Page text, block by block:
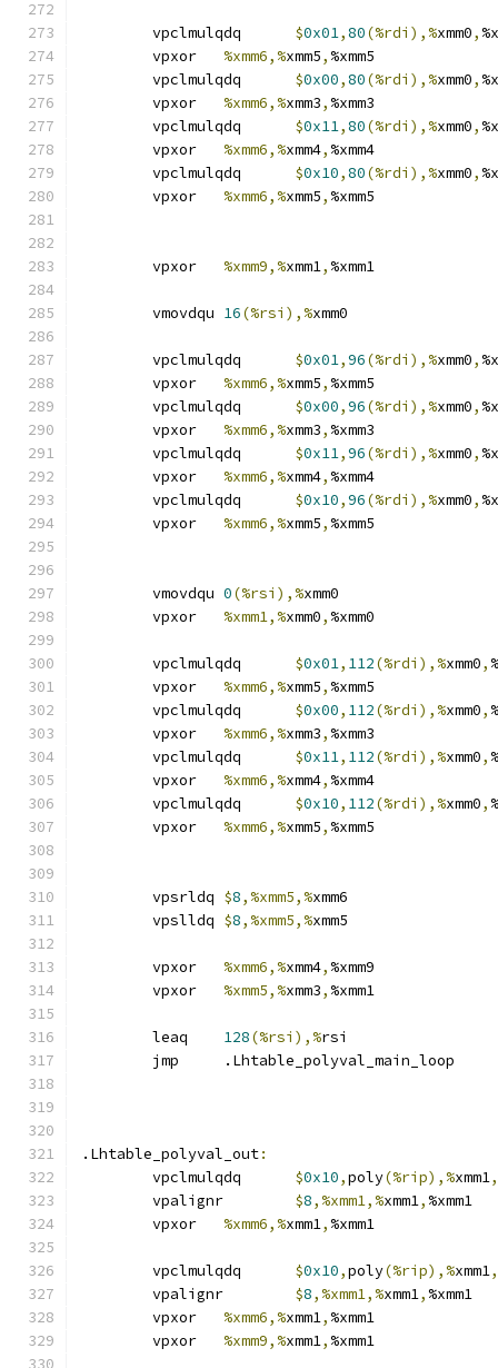
$0x01,80(%rdi),%xmm0,
%xmm6,%xmm5, %xmm5
$0x00,80(%rdi),%xmm0,
%xmm6,%xmm3, %xmm3
$0x11,80(%rdi),%xmm0,
%xmm6,%xmm4, %xmm4
$0x10,80(%rdi),%xmm0,
%xmm6,%xmm5, %xmm5
%xmm9,%xmm1, %xmm1
16(%rsi),%xmm0
$0x01,96(%rdi),%xmm0,
%xmm6,%xmm5, %xmm5
$0x00,96(%rdi),%xmm0,
%xmm6,%xmm3, %xmm3
$0x11,96(%rdi),%xmm0,
%xmm6,%xmm4, %xmm4
$0x10,96(%rdi),%xmm0,
%xmm6,%xmm5, %xmm5
0(%rsi),%xmm0
%xmm1,%xmm0, %xmm0
$0x01, 112(%rdi),%xmm0,
%xmm6,%xmm5, %xmm5
$0x00, 112(%rdi),%xmm0,
%xmm6,%xmm3, %xmm3
$0x11, 112(%rdi),%xmm0,
%xmm6,%xmm4, %xmm4
$0x10, 112(%rdi),%xmm0,
%xmm6,%xmm5, %xmm5
$8,%xmm5,%xmm6
$8,%xmm5,%xmm5
%xmm6,%xmm4, %xmm9
%xmm5,%xmm3, %xmm1
128(%rsi),%rsi
	jmp	.Lhtable_polyval_main_loop
.Lhtable_polyval_out:
$0x10,poly(%rip),%xmm1,
$8,%xmm1,%xmm1, %xmm1
%xmm6,%xmm1, %xmm1
$0x10,poly(%rip),%xmm1,
$8,%xmm1,%xmm1, %xmm1
%xmm6,%xmm1, %xmm1
%xmm9,%xmm1, %xmm1